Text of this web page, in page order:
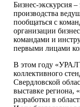
Бизнес-экскурсия
производства
пообщаться с
организации
командами и
первыми лицами
В этом году
коллективного
Свердловской
выставке региона,
разработки в